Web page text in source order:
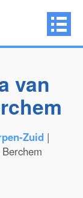
van
Zuid |